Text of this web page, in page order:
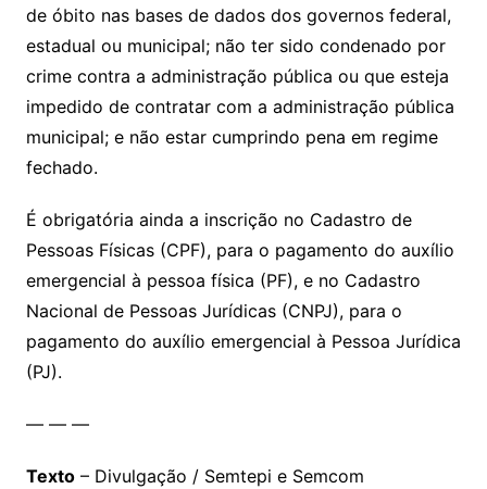
de óbito nas bases de dados dos governos federal,
estadual ou municipal; não ter sido condenado por
crime contra a administração pública ou que esteja
impedido de contratar com a administração pública
municipal; e não estar cumprindo pena em regime
fechado.
É obrigatória ainda a inscrição no Cadastro de
Pessoas Físicas (CPF), para o pagamento do auxílio
emergencial à pessoa física (PF), e no Cadastro
Nacional de Pessoas Jurídicas (CNPJ), para o
pagamento do auxílio emergencial à Pessoa Jurídica
(PJ).
— — —
Texto– Divulgação / Semtepi e Semcom